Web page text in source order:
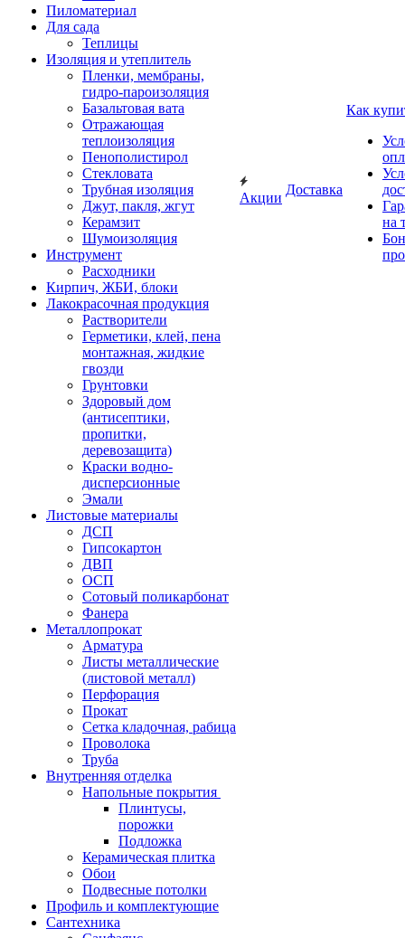
Пиломатериал
Для сада
Теплицы
Изоляция и утеплитель
Пленки, мембраны,
гидро-пароизоляция
Базальтовая вата
Отражающая
теплоизоляция
Пенополистирол
Стекловата
Трубная изоляция
Джут, пакля, жгут
Керамзит
Шумоизоляция
Инструмент
Расходники
Кирпич, ЖБИ, блоки
Лакокрасочная продукция
Растворители
Герметики, клей, пена
монтажная, жидкие
гвозди
Грунтовки
Здоровый дом
(антисептики,
пропитки,
деревозащита)
Краски водно-
дисперсионные
Эмали
Листовые материалы
ДСП
Гипсокартон
ДВП
ОСП
Сотовый поликарбонат
Фанера
Металлопрокат
Арматура
Листы металлические
(листовой металл)
Перфорация
Прокат
Сетка кладочная, рабица
Проволока
Труба
Внутренняя отделка
Напольные покрытия
Плинтусы,
порожки
Подложка
Керамическая плитка
Обои
Подвесные потолки
Профиль и комплектующие
Сантехника
Акции
Доставка
Как
на